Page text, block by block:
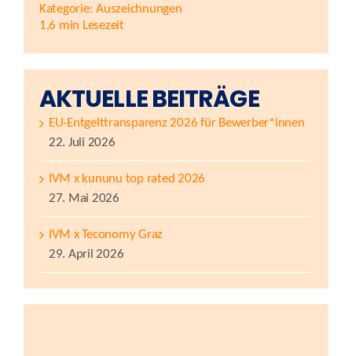
Kategorie:Auszeichnungen
1,6 min Lesezeit
AKTUELLE BEITRÄGE
EU-Entgelttransparenz 2026 für Bewerber*innen
22. Juli 2026
IVM x kununu top rated 2026
27. Mai 2026
IVM x Teconomy Graz
29. April 2026